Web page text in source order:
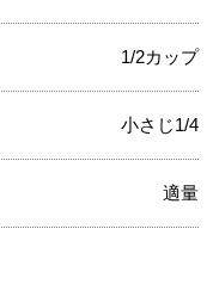
1/2カップ
小さじ1/4
適量